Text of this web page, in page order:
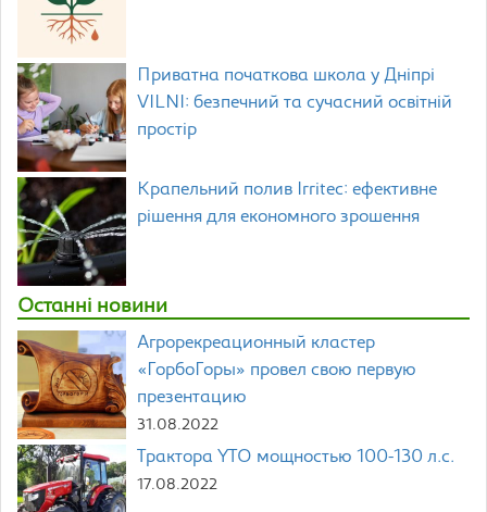
Приватна початкова школа у Дніпрі
VILNI: безпечний та сучасний освітній
простір
Крапельний полив Irritec: ефективне
рішення для економного зрошення
Останні новини
Агрорекреационный кластер
«ГорбоГоры» провел свою первую
презентацию
31.08.2022
Трактора YTO мощностью 100-130 л.с.
17.08.2022